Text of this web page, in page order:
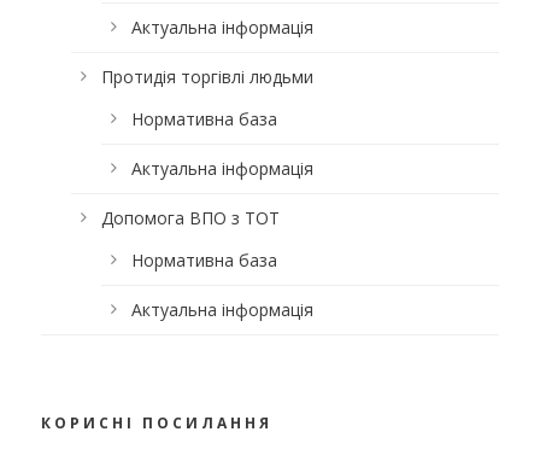
Актуальна інформація
Протидія торгівлі людьми
Нормативна база
Актуальна інформація
Допомога ВПО з ТОТ
Нормативна база
Актуальна інформація
КОРИСНІ ПОСИЛАННЯ